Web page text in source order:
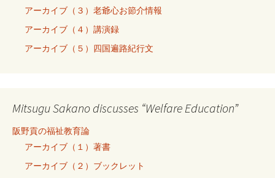
アーカイブ（３）老爺心お節介情報
アーカイブ（４）講演録
アーカイブ（５）四国遍路紀行文
Mitsugu Sakano discusses “Welfare Education”
阪野貢の福祉教育論
アーカイブ（１）著書
アーカイブ（２）ブックレット